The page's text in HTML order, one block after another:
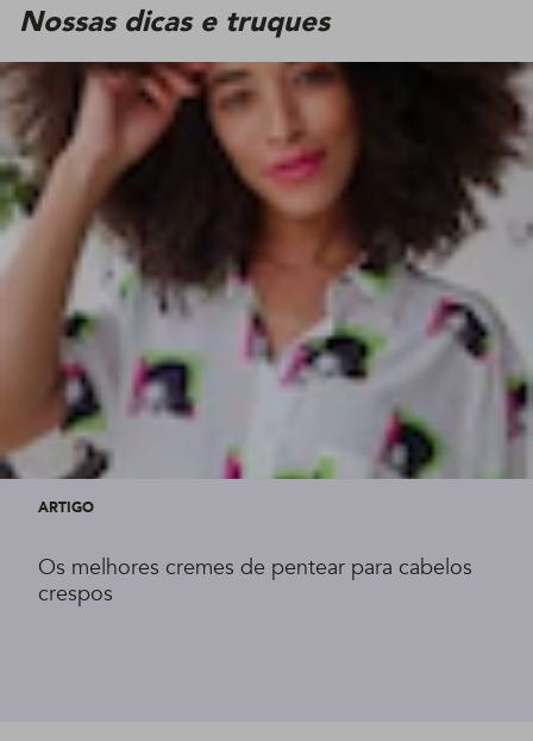
Nossas dicas e truques
ARTIGO
Os melhores cremes de pentear para cabelos
crespos